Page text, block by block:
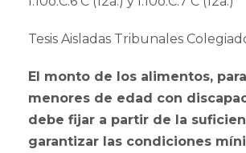
Tesis Aisladas Tribunales
El monto de los alimentos,
menores de edad con
debe fijar a partir de la
garantizar las condiciones